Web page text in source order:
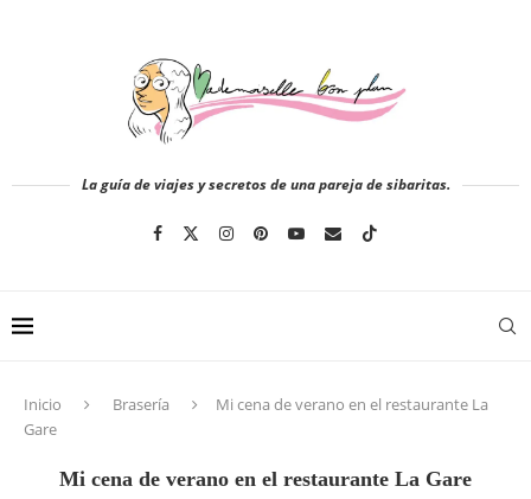
La guía de viajes y secretos de una pareja de sibaritas.
Inicio Brasería
Mi cena de verano en el restaurante La
Gare
Mi cena de verano en el restaurante La Gare